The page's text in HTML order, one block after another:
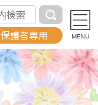
保護者専用 MENU